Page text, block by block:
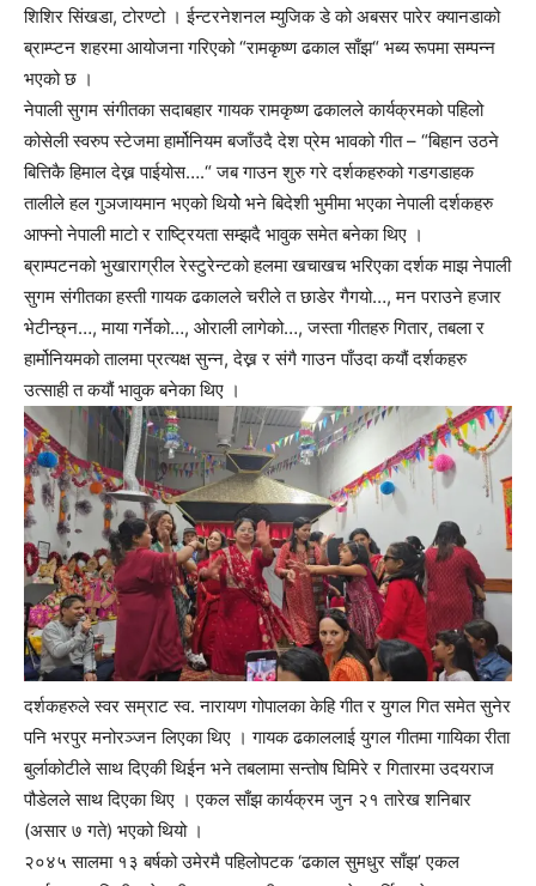
शिशिर सिंखडा, टोरण्टो । ईन्टरनेशनल म्युजिक डे को अबसर पारेर क्यानडाको
ब्राम्प्टन शहरमा आयोजना गरिएको “रामकृष्ण ढकाल साँझ“ भब्य रूपमा सम्पन्न
भएको छ ।
नेपाली सुगम संगीतका सदाबहार गायक रामकृष्ण ढकालले कार्यक्रमको पहिलो
कोसेली स्वरुप स्टेजमा हार्मोनियम बजाँउदै देश प्रेम भावको गीत – “बिहान उठने
बित्तिकै हिमाल देख्न पाईयोस….“ जब गाउन शुरु गरे दर्शकहरुको गडगडाहक
तालीले हल गुञजायमान भएको थियोे भने बिदेशी भुमीमा भएका नेपाली दर्शकहरु
आफ्नो नेपाली माटो र राष्ट्रियता सम्झदै भावुक समेत बनेका थिए ।
ब्राम्पटनको भुखाराग्रील रेस्टुरेन्टको हलमा खचाखच भरिएका दर्शक माझ नेपाली
सुगम संगीतका हस्ती गायक ढकालले चरीले त छाडेर गैगयो…, मन पराउने हजार
भेटीन्छ्न…, माया गर्नेको…, ओराली लागेको…, जस्ता गीतहरु गितार, तबला र
हार्मोनियमको तालमा प्रत्यक्ष सुन्न, देख्न र संगै गाउन पाँउदा कयौं दर्शकहरु
उत्साही त कयौं भावुक बनेका थिए ।
दर्शकहरुले स्वर सम्राट स्व. नारायण गोपालका केहि गीत र युगल गित समेत सुनेर
पनि भरपुर मनोरञ्जन लिएका थिए । गायक ढकाललाई युगल गीतमा गायिका रीता
बुर्लाकोटीले साथ दिएकी थिईन भने तबलामा सन्तोष घिमिरे र गितारमा उदयराज
पौडेलले साथ दिएका थिए । एकल साँझ कार्यक्रम जुन २१ तारेख शनिबार
(असार ७ गते) भएको थियो ।
२०४५ सालमा १३ बर्षको उमेरमै पहिलोपटक ‘ढकाल सुमधुर साँझ’ एकल